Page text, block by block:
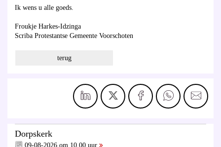
Ik wens u alle goeds.
Froukje Harkes-Idzinga
Scriba Protestantse Gemeente Voorschoten
terug
Dorpskerk
09-08-2026 om 10.00 uur